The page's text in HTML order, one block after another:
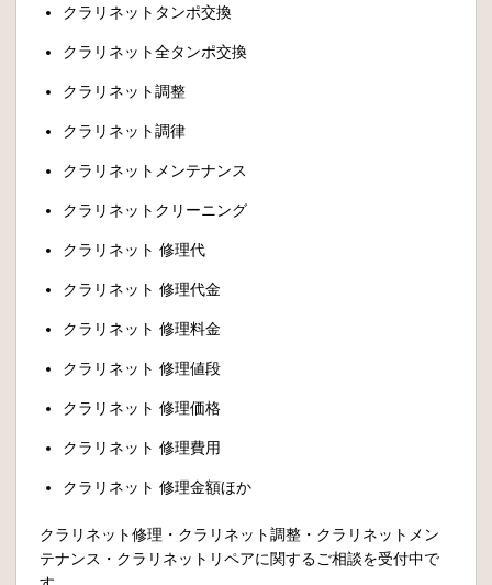
クラリネットタンポ交換
クラリネット全タンポ交換
クラリネット調整
クラリネット調律
クラリネットメンテナンス
クラリネットクリーニング
クラリネット 修理代
クラリネット 修理代金
クラリネット 修理料金
クラリネット 修理値段
クラリネット 修理価格
クラリネット 修理費用
クラリネット 修理金額ほか
クラリネット修理・クラリネット調整・クラリネットメン
テナンス・クラリネットリペアに関するご相談を受付中で